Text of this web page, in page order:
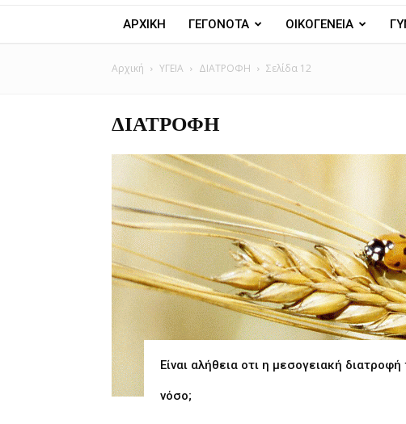
ΑΡΧΙΚΗ ΓΕΓΟΝΟΤΑ ΟΙΚΟΓΕΝΕΙΑ
Αρχική ΥΓΕΙΑ ΔΙΑΤΡΟΦΗ Σελίδα 12
ΔΙΑΤΡΟΦΗ
Είναι αλήθεια οτι η μεσογειακή
νόσο;